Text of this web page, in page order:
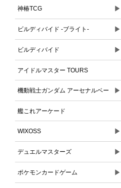
神椿TCG ▶
ビルディバイド -ブライト- ▶
ビルディバイド ▶
アイドルマスター TOURS
機動戦士ガンダム アーセナルベー
ス
▶
艦これアーケード
WIXOSS ▶
デュエルマスターズ ▶
ポケモンカードゲーム ▶